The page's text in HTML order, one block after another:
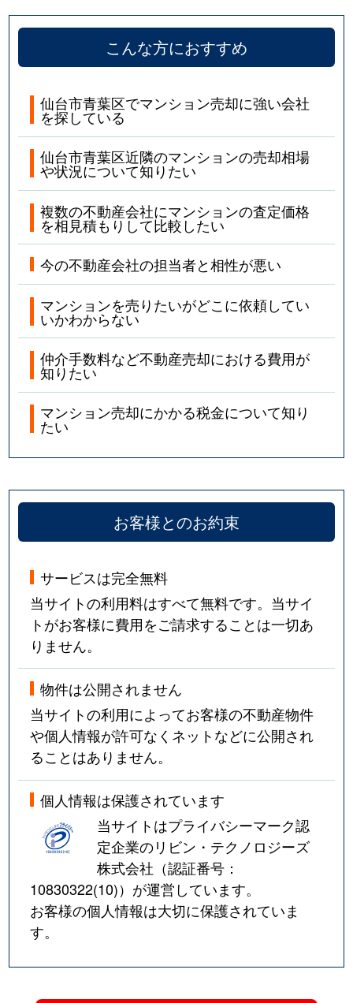
3,400万円
愛宕橋
堤通雨宮町
3,700万円
北仙台
堤通雨宮町
2,800万円
北仙台
堤通雨宮町
1,400万円
北四番丁
堤町
2,100万円
角五郎
3,200万円
川内(宮城)
角五郎
2,700万円
北四番丁
角五郎
1,700万円
国際センター(宮城)
東照宮
通町
3,200万円
北仙台
通町
3,000万円
北仙台
通町
6,400万円
北四番丁
5,400万円
北四番丁
中江
2,500万円
中山
1,700万円
北山(宮城)
中山
中山
1,800万円
中山
1,600万円
東北福祉大前
西勝山
1,100万円
錦ケ丘
1,100万円
錦ケ丘
2,400万円
愛子
1,800万円
勾当台公園
錦町
1,700万円
勾当台公園
こんな方におすすめ
仙台市青葉区でマンション売却に強い会社
を探している
仙台市青葉区近隣のマンションの売却相場
や状況について知りたい
複数の不動産会社にマンションの査定価格
を相見積もりして比較したい
今の不動産会社の担当者と相性が悪い
マンションを売りたいがどこに依頼してい
いかわからない
仲介手数料など不動産売却における費用が
知りたい
マンション売却にかかる税金について知り
たい
お客様とのお約束
サービスは完全無料
当サイトの利用料はすべて無料です。当サイ
トがお客様に費用をご請求することは一切あ
りません。
物件は公開されません
当サイトの利用によってお客様の不動産物件
や個人情報が許可なくネットなどに公開され
ることはありません。
個人情報は保護されています
当サイトはプライバシーマーク認
定企業のリビン・テクノロジーズ
株式会社（認証番号：
10830322(10)）が運営しています。
お客様の個人情報は大切に保護されていま
す。